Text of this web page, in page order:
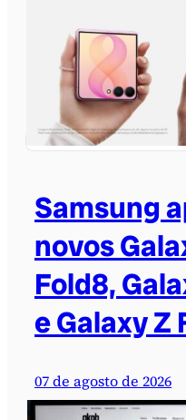
Samsung
novos
Fold8,
e Galaxy Z
07 de agosto de 2026